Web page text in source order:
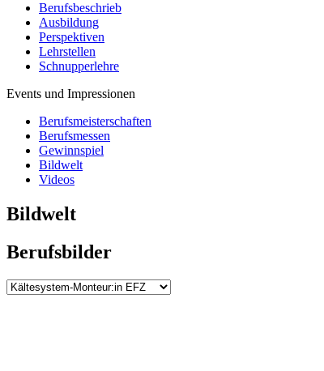
Berufsbeschrieb
Ausbildung
Perspektiven
Lehrstellen
Schnupperlehre
Events und Impressionen
Berufsmeisterschaften
Berufsmessen
Gewinnspiel
Bildwelt
Videos
Bildwelt
Berufsbilder